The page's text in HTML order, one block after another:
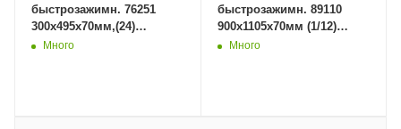
быстрозажимн. 76251
300x495x70мм,(24)
MaxiTool
Много
быстрозажимн. 89110
900x1105x70мм (1/12)
MaxiTool
Много